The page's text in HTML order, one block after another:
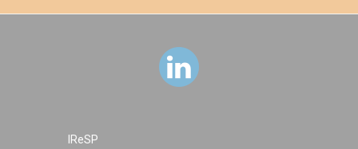
international avec la participation de chercheurs et
IReSP